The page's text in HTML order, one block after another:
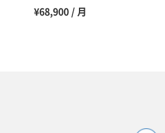
¥68,900 / 月